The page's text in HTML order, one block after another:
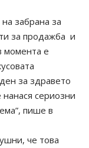
забрана за
за продажба и
момента е
за здравето
сериозни
пише в
че това